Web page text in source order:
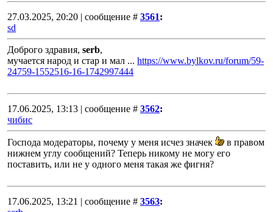
27.03.2025, 20:20 | сообщение # 3561:
sd
Доброго здравия, serb,
мучается народ и стар и мал ... https://www.bylkov.ru/forum/59-
24759-1552516-16-1742997444
17.06.2025, 13:13 | сообщение # 3562:
чибис
Господа модераторы, почему у меня исчез значек
в правом
нижнем углу сообщений? Теперь никому не могу его
поставить, или не у одного меня такая же фигня?
17.06.2025, 13:21 | сообщение # 3563: